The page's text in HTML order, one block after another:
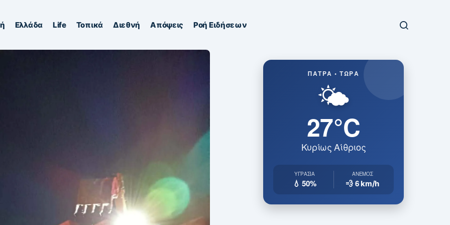
Ελλάδα Life Τοπικά Διεθνή Απόψεις Ροή Ειδήσεων
ΠΆΤΡΑ • ΤΏΡΑ
🌤️
27°C
Κυρίως Αίθριος
ΥΓΡΑΣΊΑ
💧 50%
ΆΝΕΜΟΣ
💨 6km/h